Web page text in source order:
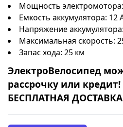
Мощность электромотора:
Емкость аккумулятора: 12
Напряжение
Максимальная скорость:
Запас хода: 25 км
ЭлектроВелосипед
рассрочку или кредит!
БЕСПЛАТНАЯ